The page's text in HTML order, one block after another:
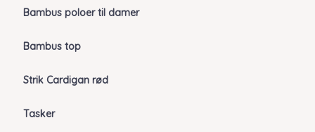
Bambus poloer til damer
Bambus top
Strik Cardigan rød
Tasker